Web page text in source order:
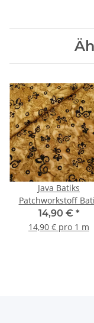
Java Batiks
Patchworkstoff
braun, schwarz
14,90 € *
14,90 € pro 1 m